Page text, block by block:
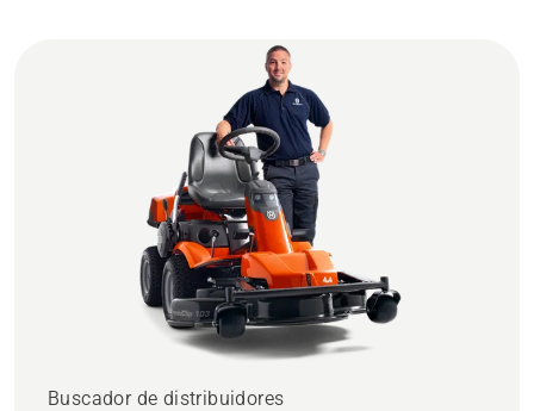
Buscador de distribuidores